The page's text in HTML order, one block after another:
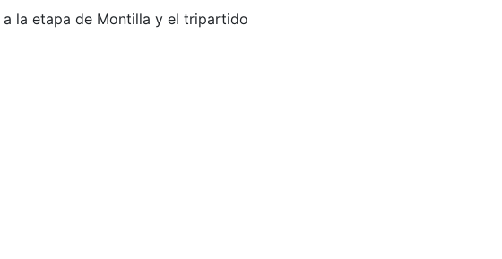
la etapa de Montilla y el tripartido